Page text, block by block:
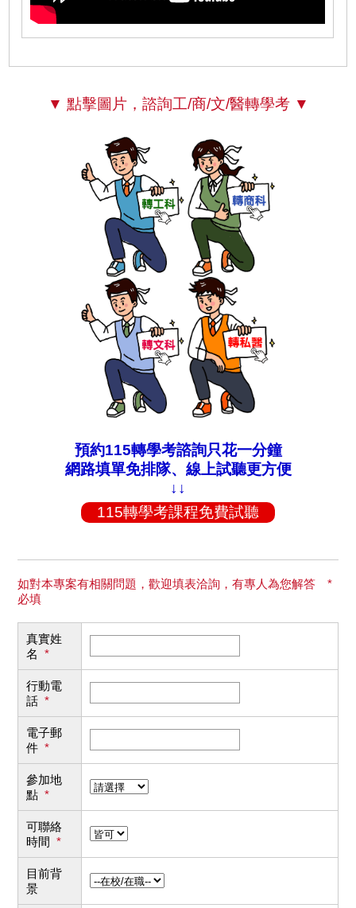
▼ 點擊圖片，諮詢工/商/文/醫轉學考 ▼
預約115轉學考諮詢只花一分鐘
網路填單免排隊、線上試聽更方便
↓↓
115轉學考課程免費試聽
如對本專案有相關問題，歡迎填表洽詢，有專人為您解答 *
必填
真實姓
名 *
行動電
話 *
電子郵
件 *
參加地
點 *
可聯絡
時間 *
目前背
景